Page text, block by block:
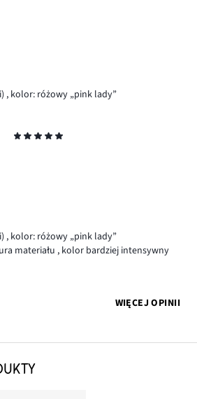
, kolor: różowy „pink lady”
, kolor: różowy „pink lady”
materiału , kolor bardziej intensywny
WIĘCEJ OPINII